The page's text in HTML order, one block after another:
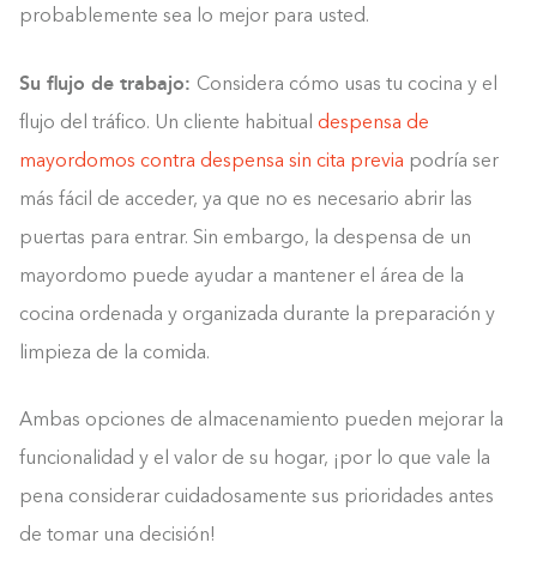
probablemente sea lo mejor para usted.
Su flujo de trabajo: Considera cómo usas tu cocina y el
flujo del tráfico. Un cliente habitual despensa de
mayordomos contra despensa sin cita previa podría ser
más fácil de acceder, ya que no es necesario abrir las
puertas para entrar. Sin embargo, la despensa de un
mayordomo puede ayudar a mantener el área de la
cocina ordenada y organizada durante la preparación y
limpieza de la comida.
Ambas opciones de almacenamiento pueden mejorar la
funcionalidad y el valor de su hogar, ¡por lo que vale la
pena considerar cuidadosamente sus prioridades antes
de tomar una decisión!